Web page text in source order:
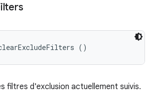
()
filtres d'exclusion actuellement suivis.